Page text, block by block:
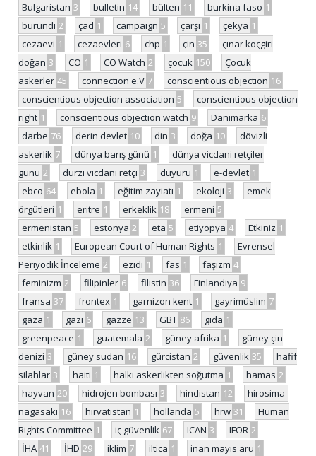
Bulgaristan 3 bulletin 14 bülten 11 burkina faso 1
burundi 2 çad 1 campaign 5 çarşı 1 çekya 1
cezaevi 1 cezaevleri 6 chp 1 çin 35
çınar koçgiri
doğan 3 CO 1 CO Watch 2 çocuk 150
Çocuk
askerler 45 connection e.V 7 conscientious objection 16
conscientious objection association 5
conscientious objection
right 1 conscientious objection watch 9 Danimarka 6
darbe 76 derin devlet 10 din 3 doğa 10
dövizli
askerlik 7 dünya barış günü 1
dünya vicdani retçiler
günü 2 dürzi vicdani retçi 3 duyuru 1 e-devlet 1
ebco 64 ebola 1 eğitim zayiatı 1 ekoloji 3
emek
örgütleri 1 eritre 1 erkeklik 18 ermeni 5
ermenistan 5 estonya 2 eta 5 etiyopya 4 Etkiniz 1
etkinlik 1 European Court of Human Rights 1
Evrensel
Periyodik İnceleme 2 ezidi 1 fas 1 faşizm 4
feminizm 2 filipinler 6 filistin 36 Finlandiya 9
fransa 37 frontex 1 garnizon kent 1 gayrimüslim 7
gaza 1 gazi 6 gazze 13 GBT 86 gıda 1
greenpeace 1 guatemala 2 güney afrika 1
güney çin
denizi 3 güney sudan 16 gürcistan 2 güvenlik 35
hafif
silahlar 3 haiti 1 halkı askerlikten soğutma 1 hamas 2
hayvan 20 hidrojen bombası 3 hindistan 12
hirosima-
nagasaki 16 hırvatistan 1 hollanda 5 hrw 31
Human
Rights Committee 1 iç güvenlik 67 ICAN 3 IFOR 2
İHA 41 İHD 29 iklim 7 iltica 1 inan mayıs aru 1